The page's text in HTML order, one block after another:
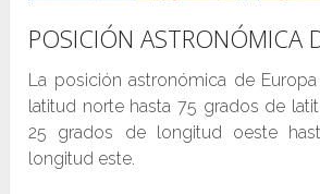
POSICIÓN ASTRONÓMICA
La posición astronómica de
latitud norte hasta 75 grados de
25 grados de longitud oeste
longitud este.